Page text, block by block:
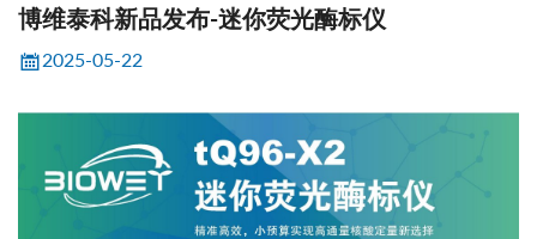
博维泰科新品发布-迷你荧光酶标仪
2025-05-22